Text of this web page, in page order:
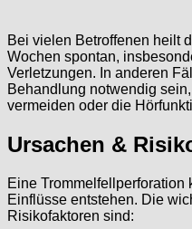
Bei vielen Betroffenen heilt
Wochen spontan,
Verletzungen. In anderen
Behandlung notwendig
vermeiden oder die
Ursachen &
Eine
Einflüsse entstehen. Die
Risikofaktoren sind: